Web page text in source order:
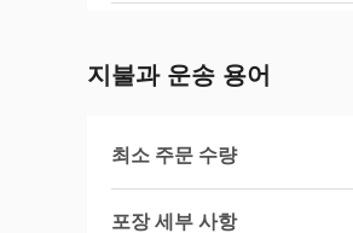
지불과 운송 용어
최소 주문 수량
포장 세부 사항